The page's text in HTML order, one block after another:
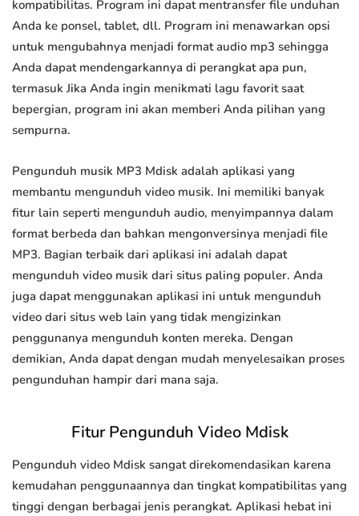
kompatibilitas. Program ini dapat mentransfer file unduhan
Anda ke ponsel, tablet, dll. Program ini menawarkan opsi
untuk mengubahnya menjadi format audio mp3 sehingga
Anda dapat mendengarkannya di perangkat apa pun,
termasuk Jika Anda ingin menikmati lagu favorit saat
bepergian, program ini akan memberi Anda pilihan yang
sempurna.
Pengunduh musik MP3 Mdisk adalah aplikasi yang
membantu mengunduh video musik. Ini memiliki banyak
fitur lain seperti mengunduh audio, menyimpannya dalam
format berbeda dan bahkan mengonversinya menjadi file
MP3. Bagian terbaik dari aplikasi ini adalah dapat
mengunduh video musik dari situs paling populer. Anda
juga dapat menggunakan aplikasi ini untuk mengunduh
video dari situs web lain yang tidak mengizinkan
penggunanya mengunduh konten mereka. Dengan
demikian, Anda dapat dengan mudah menyelesaikan proses
pengunduhan hampir dari mana saja.
Fitur Pengunduh Video Mdisk
Pengunduh video Mdisk sangat direkomendasikan karena
kemudahan penggunaannya dan tingkat kompatibilitas yang
tinggi dengan berbagai jenis perangkat. Aplikasi hebat ini